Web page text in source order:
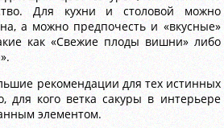
Для кухни и столовой можно
а можно предпочесть и «вкусные»
как «Свежие плоды вишни» либо
рекомендации для тех истинных
для кого ветка сакуры в интерьере
элементом.